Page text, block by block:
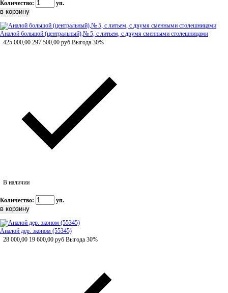
Количество: уп.
Аналой большой (центральный),№ 5, с литьем, с двумя сменными столешницами
425 000,00 297 500,00 руб Выгода 30%
В наличии
Количество: уп.
Аналой дер. эконом (55345)
28 000,00 19 600,00 руб Выгода 30%